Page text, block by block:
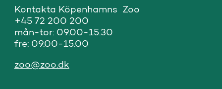
Kontakta Köpenhamns  Zoo
+45 72 200 200
mån-tor: 09.00-15.30
fre: 09.00-15.00
zoo@zoo.dk